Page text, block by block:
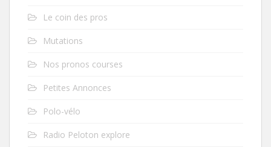
Le coin des pros
Mutations
Nos pronos courses
Petites Annonces
Polo-vélo
Radio Peloton explore